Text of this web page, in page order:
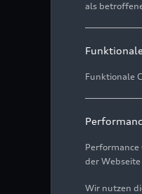
als
Funktionale
Performance
der
Wir nutzen